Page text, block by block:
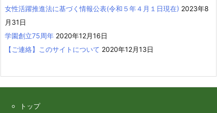
女性活躍推進法に基づく情報公表(令和５年４月１日現在) 2023年8
月31日
学園創立75周年 2020年12月16日
【ご連絡】このサイトについて 2020年12月13日
トップ